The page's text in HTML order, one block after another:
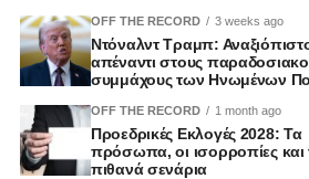
OFF THE RECORD 3 weeks ago
Ντόναλντ Τραμπ:
απέναντι στους
συμμάχους των Ηνωμένων
OFF THE RECORD 1 month ago
Προεδρικές Εκλογές 2028: Τα
πρόσωπα, οι ισορροπίες και
πιθανά σενάρια